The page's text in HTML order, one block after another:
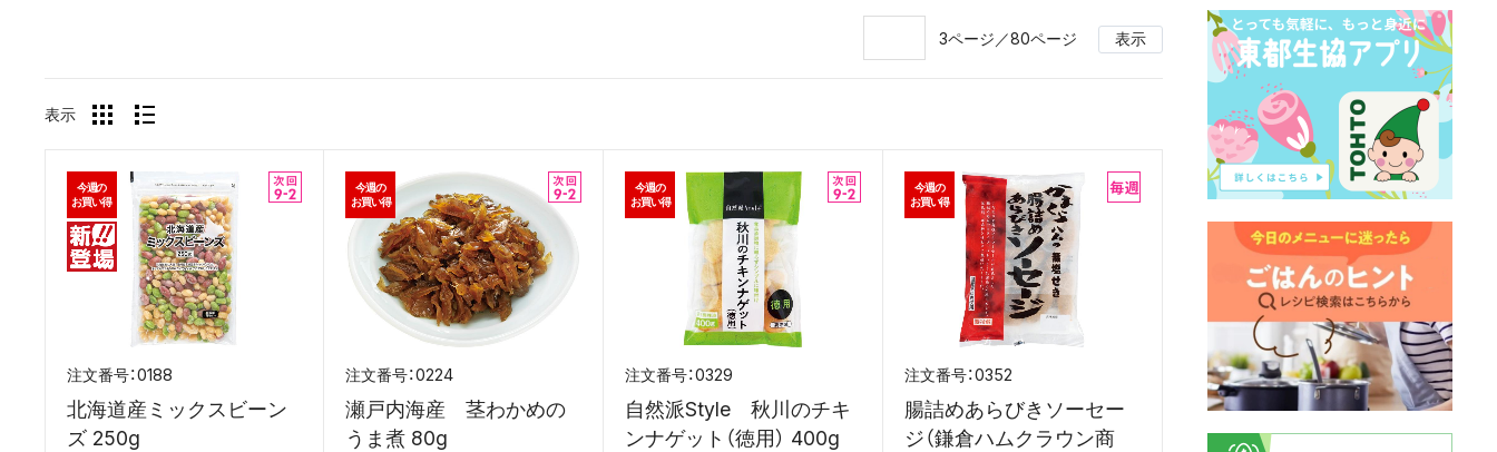
3ページ／80ページ 表示
表示
0188
北海道産ミックスビーン
ズ 250g
今週の
お買い得
0224
瀬戸内海産 茎わかめの
うま煮 80g
今週の
お買い得
0329
自然派Style 秋川のチキ
ンナゲット（徳用） 400g
今週の
お買い得
0352
腸詰めあらびきソーセー
ジ（鎌倉ハムクラウン商
今週の
お買い得